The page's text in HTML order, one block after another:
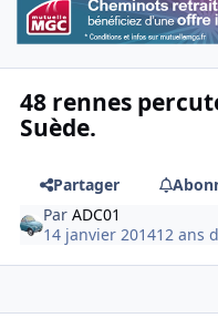
48 rennes
Suède.
Partager
ParADC01
14 janvier 201412 ans